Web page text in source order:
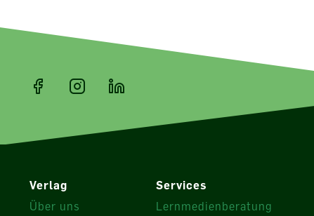
Verlag
Über uns
Services
Lernmedienberatung